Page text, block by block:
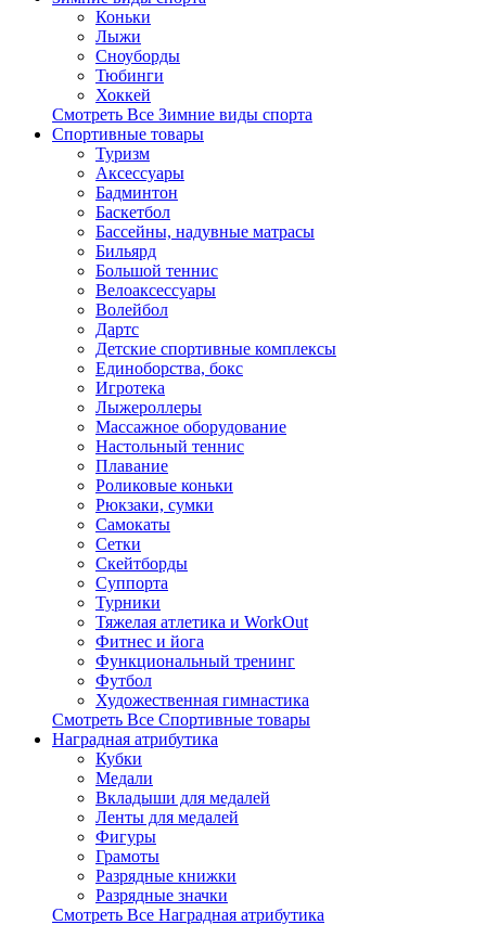
Коньки
Лыжи
Сноуборды
Тюбинги
Хоккей
Смотреть Все Зимние виды спорта
Спортивные товары
Туризм
Аксессуары
Бадминтон
Баскетбол
Бассейны, надувные матрасы
Бильярд
Большой теннис
Велоаксессуары
Волейбол
Дартс
Детские спортивные комплексы
Единоборства, бокс
Игротека
Лыжероллеры
Массажное оборудование
Настольный теннис
Плавание
Роликовые коньки
Рюкзаки, сумки
Самокаты
Сетки
Скейтборды
Суппорта
Турники
Тяжелая атлетика и WorkOut
Фитнес и йога
Функциональный тренинг
Футбол
Художественная гимнастика
Смотреть Все Спортивные товары
Наградная атрибутика
Кубки
Медали
Вкладыши для медалей
Ленты для медалей
Фигуры
Грамоты
Разрядные книжки
Разрядные значки
Смотреть Все Наградная атрибутика